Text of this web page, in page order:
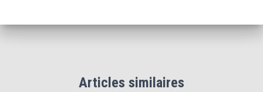
Articles similaires